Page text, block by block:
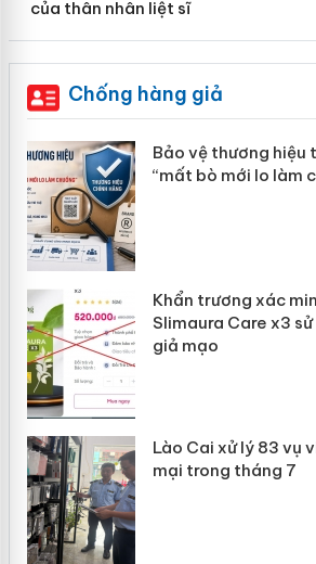
của thân nhân liệt sĩ
Chống hàng giả
Bảo vệ thương hiệu
“mất bò mới lo làm
Khẩn trương xác
Slimaura Care x3
giả mạo
Lào Cai xử lý 83 vụ
mại trong tháng 7